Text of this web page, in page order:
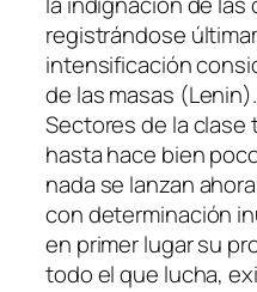
registrándose
intensificación
de las masas (Lenin).
Sectores de la clase
hasta hace bien
nada se lanzan
con determinación
en primer lugar su
todo el que lucha,